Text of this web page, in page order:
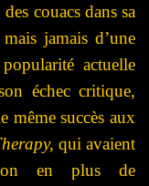
couacs dans sa
jamais d’une
actuelle
échec critique,
même succès aux
qui avaient
en plus de